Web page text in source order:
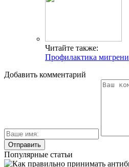
Читайте также:
Профилактика мигрени
Добавить комментарий
Популярные статьи